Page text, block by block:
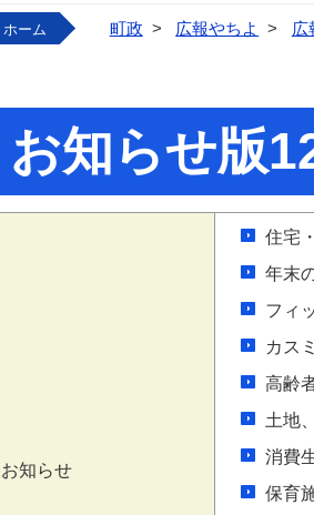
ホーム 町政 > 広報やちよ > 広
お知らせ版
お知らせ
住宅
年末
フィ
カス
高齢
土地
消費
保育